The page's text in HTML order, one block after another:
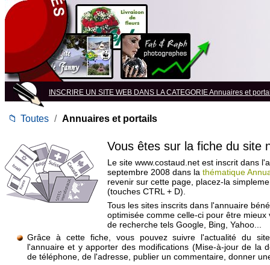
INSCRIRE UN SITE WEB DANS LA CATEGORIE Annuaires et
📁 Toutes / Annuaires et portails
Vous êtes sur la fiche du site
Le site www.costaud.net est inscrit dans
septembre 2008 dans la thématique
revenir sur cette page, placez-la
(touches CTRL + D).
Tous les sites inscrits dans l'annuaire
optimisée comme celle-ci pour être mieux
de recherche tels Google, Bing, Yahoo...
Grâce à cette fiche, vous pouvez suivre l'actualité du
l'annuaire et y apporter des modifications (Mise-à-jour de la
de téléphone, de l'adresse, publier un commentaire, donner